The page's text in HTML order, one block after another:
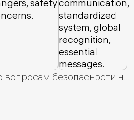
Коммуникация по вопросам безопасности на море